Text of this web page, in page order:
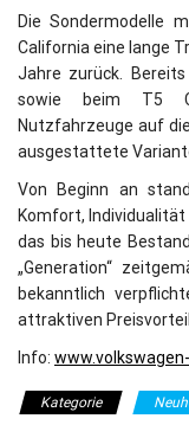
Die Sondermodelle
California eine lange
Jahre zurück.
sowie beim T5
Nutzfahrzeuge auf
ausgestattete
Von Beginn an
Komfort,
das bis heute
„Generation“
bekanntlich
attraktiven Preisvorteil.
Info:
Kategorie